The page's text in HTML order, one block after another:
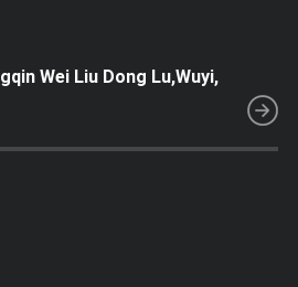
Wei Liu Dong Lu,Wuyi,